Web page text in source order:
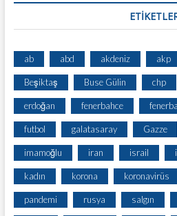
ab abd akdeniz akp
Beşiktaş Buse Gülin chp
erdoğan fenerbahce
futbol galatasaray Gazze
imamoğlu iran israil
kadın korona koronavirüs
pandemi rusya salgın